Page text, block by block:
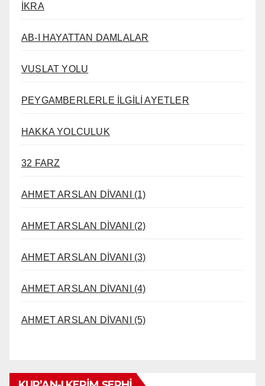
İKRA
AB-I HAYATTAN DAMLALAR
VUSLAT YOLU
PEYGAMBERLERLE İLGİLİ AYETLER
HAKKA YOLCULUK
32 FARZ
AHMET ARSLAN DİVANI (1)
AHMET ARSLAN DİVANI (2)
AHMET ARSLAN DİVANI (3)
AHMET ARSLAN DİVANI (4)
AHMET ARSLAN DİVANI (5)